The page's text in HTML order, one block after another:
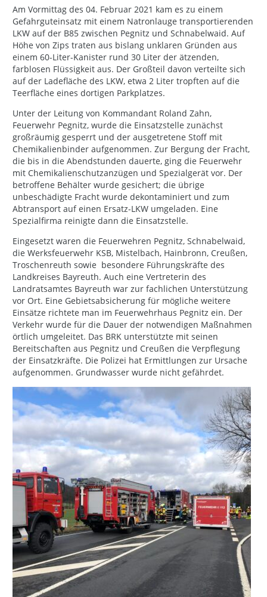
Am Vormittag des 04. Februar 2021 kam es zu einem
Gefahrguteinsatz mit einem Natronlauge transportierenden
LKW auf der B85 zwischen Pegnitz und Schnabelwaid. Auf
Höhe von Zips traten aus bislang unklaren Gründen aus
einem 60-Liter-Kanister rund 30 Liter der ätzenden,
farblosen Flüssigkeit aus. Der Großteil davon verteilte sich
auf der Ladefläche des LKW, etwa 2 Liter tropften auf die
Teerfläche eines dortigen Parkplatzes.
Unter der Leitung von Kommandant Roland Zahn,
Feuerwehr Pegnitz, wurde die Einsatzstelle zunächst
großräumig gesperrt und der ausgetretene Stoff mit
Chemikalienbinder aufgenommen. Zur Bergung der Fracht,
die bis in die Abendstunden dauerte, ging die Feuerwehr
mit Chemikalienschutzanzügen und Spezialgerät vor. Der
betroffene Behälter wurde gesichert; die übrige
unbeschädigte Fracht wurde dekontaminiert und zum
Abtransport auf einen Ersatz-LKW umgeladen. Eine
Spezialfirma reinigte dann die Einsatzstelle.
Eingesetzt waren die Feuerwehren Pegnitz, Schnabelwaid,
die Werksfeuerwehr KSB, Mistelbach, Hainbronn, Creußen,
Troschenreuth sowie besondere Führungskräfte des
Landkreises Bayreuth. Auch eine Vertreterin des
Landratsamtes Bayreuth war zur fachlichen Unterstützung
vor Ort. Eine Gebietsabsicherung für mögliche weitere
Einsätze richtete man im Feuerwehrhaus Pegnitz ein. Der
Verkehr wurde für die Dauer der notwendigen Maßnahmen
örtlich umgeleitet. Das BRK unterstützte mit seinen
Bereitschaften aus Pegnitz und Creußen die Verpflegung
der Einsatzkräfte. Die Polizei hat Ermittlungen zur Ursache
aufgenommen. Grundwasser wurde nicht gefährdet.